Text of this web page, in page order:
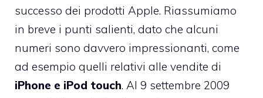
successo dei prodotti Apple. Riassumiamo
in breve i punti salienti, dato che alcuni
numeri sono davvero impressionanti, come
ad esempio quelli relativi alle vendite di
iPhone e iPod touch. Al 9 settembre 2009